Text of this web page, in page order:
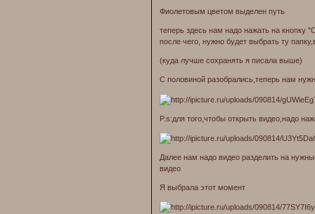
Фиолетовым цветом выделен путь
теперь здесь нам надо нажать на кнопку
после чего, нужно будет выбрать ту
(куда лучше сохранять я писала выше)
С половиной разобрались,теперь нам
P.s:для того,чтобы открыть видео,надо
Далее нам надо видео разделить на
видео
Я выбрала этот момент